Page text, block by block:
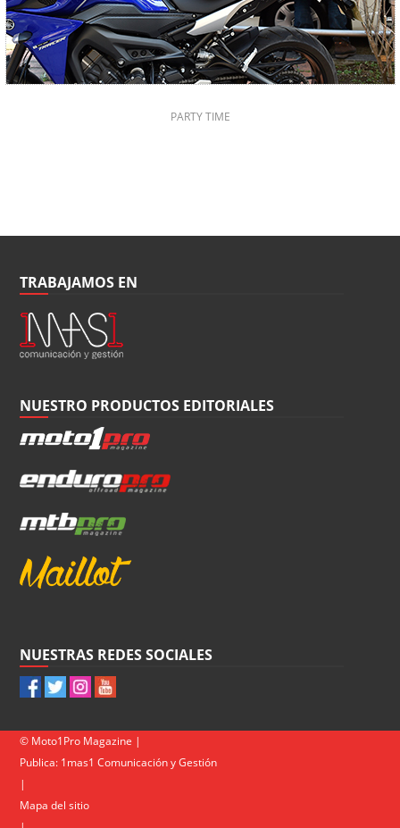
PARTY TIME
TRABAJAMOS EN
NUESTRO PRODUCTOS EDITORIALES
NUESTRAS REDES SOCIALES
© Moto1Pro Magazine |
Publica: 1mas1 Comunicación y Gestión
|
Mapa del sitio